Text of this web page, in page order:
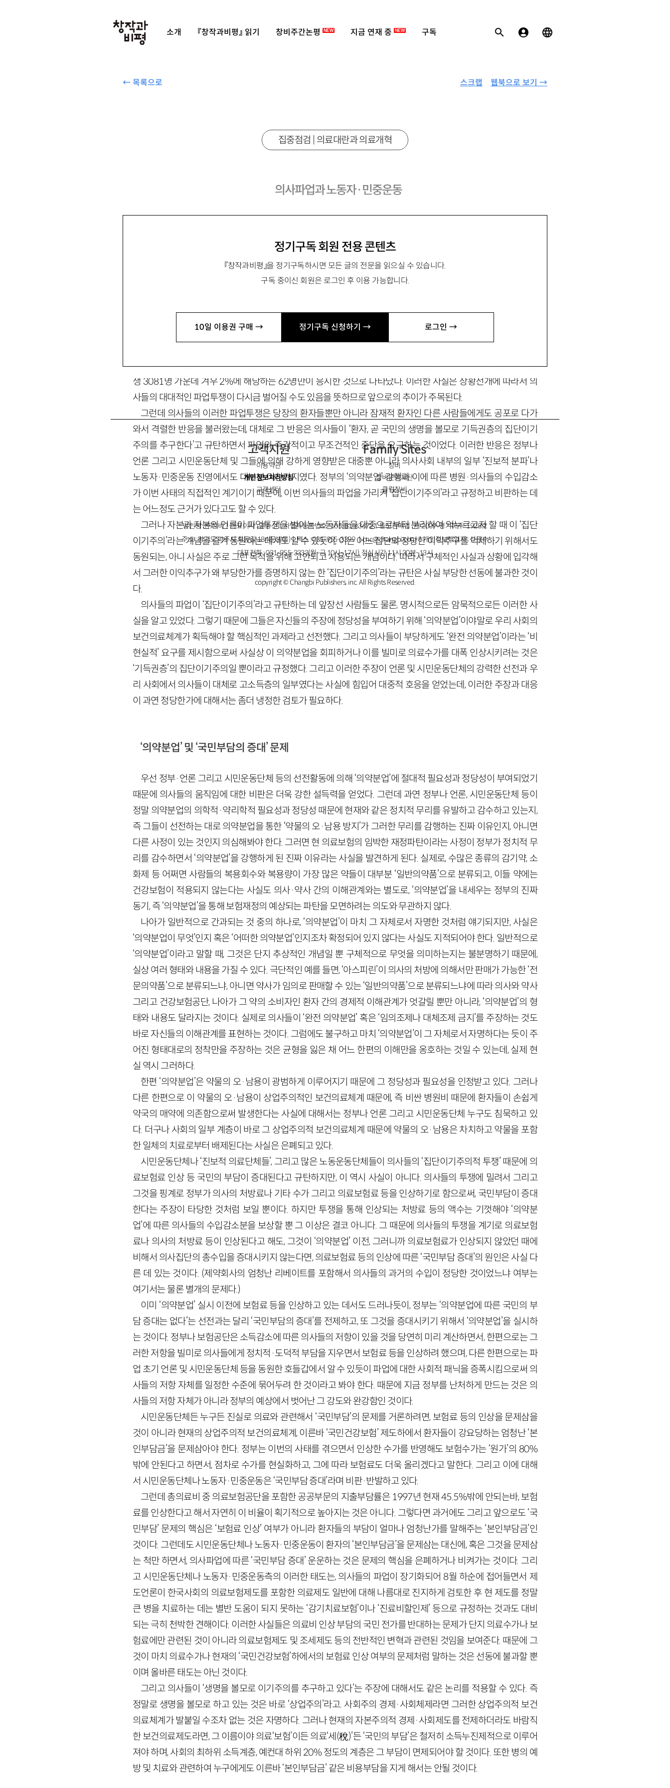
소개 『창작과비평』 읽기 창비주간논평 NEW 지금 연재 중 NEW 구독
← 목록으로 웹북으로 보기 →
스크랩
정기구독 회원 전용 콘텐츠
『창작과비평』을 정기구독하시면 모든 글의 전문을 읽으실 수 있습니다.
구독 중이신 회원은 로그인 후 이용 가능합니다.
10일 이용권 구매 → 정기구독 신청하기 → 로그인 →
집중점검 | 의료대란과 의료개혁
의사파업과 노동자·민중운동
민하게 반응하던 매스컴도 다소 조용해지긴 했지만, 대학병원 등 대형 종합병원의 주요 치료진을 구성하는 인턴(수
리 학교로 복귀할 기미를 보이지 않고 있으며, 금년 의사자격시험 원서접수 결과도 전국 41개 의과대학 본과 4학년
생 3081명 가운데 겨우 2%에 해당하는 62명만이 응시한 것으로 나타났다. 이러한 사실은 상황전개에 따라서 의
사들의 대대적인 파업투쟁이 다시금 벌어질 수도 있음을 뜻하므로 앞으로의 추이가 주목된다.
그런데 의사들의 이러한 파업투쟁은 당장의 환자들뿐만 아니라 잠재적 환자인 다른 사람들에게도 공포로 다가
와서 격렬한 반응을 불러왔는데, 대체로 그 반응은 의사들이 ‘환자, 곧 국민의 생명을 볼모로 기득권층의 집단이기
주의를 추구한다’고 규탄하면서 파업의 즉각적이고 무조건적인 중단을 요구하는 것이었다. 이러한 반응은 정부나
언론 그리고 시민운동단체 및 그들에 의해 강하게 영향받은 대중뿐 아니라 의사사회 내부의 일부 ‘진보적 분파’나
노동자·민중운동 진영에서도 대부분 마찬가지였다. 정부의 ‘의약분업’ 강행과 이에 따른 병원·의사들의 수입감소
가 이번 사태의 직접적인 계기이기 때문에, 이번 의사들의 파업을 가리켜 ‘집단이기주의’라고 규정하고 비판하는 데
는 어느정도 근거가 있다고도 할 수 있다.
그러나 자본과 자본의 언론이 파업투쟁을 벌이는 노동자들을 대중으로부터 분리하여 억누르고자 할 때 이 ‘집단
이기주의’라는 개념을 즐겨 동원하는 데서도 알 수 있듯이, 이는 어느 집단의 정당한 이익추구를 억제하기 위해서도
동원되는, 아니 사실은 주로 그런 목적을 위해 고안되고 사용되는 개념이다. 따라서 구체적인 사실과 상황에 입각해
서 그러한 이익추구가 왜 부당한가를 증명하지 않는 한 ‘집단이기주의’라는 규탄은 사실 부당한 선동에 불과한 것이
다.
의사들의 파업이 ‘집단이기주의’라고 규탄하는 데 앞장선 사람들도 물론, 명시적으로든 암묵적으로든 이러한 사
실을 알고 있었다. 그렇기 때문에 그들은 자신들의 주장에 정당성을 부여하기 위해 ‘의약분업’이야말로 우리 사회의
보건의료체계가 획득해야 할 핵심적인 과제라고 선전했다. 그리고 의사들이 부당하게도 ‘완전 의약분업’이라는 ‘비
현실적’ 요구를 제시함으로써 사실상 이 의약분업을 회피하거나 이를 빌미로 의료수가를 대폭 인상시키려는 것은
‘기득권층’의 집단이기주의일 뿐이라고 규정했다. 그리고 이러한 주장이 언론 및 시민운동단체의 강력한 선전과 우
리 사회에서 의사들이 대체로 고소득층의 일부였다는 사실에 힘입어 대중적 호응을 얻었는데, 이러한 주장과 대응
이 과연 정당한가에 대해서는 좀더 냉정한 검토가 필요하다.
‘의약분업’ 및 ‘국민부담의 증대’ 문제
우선 정부·언론 그리고 시민운동단체 등의 선전활동에 의해 ‘의약분업’에 절대적 필요성과 정당성이 부여되었기
때문에 의사들의 움직임에 대한 비판은 더욱 강한 설득력을 얻었다. 그런데 과연 정부나 언론, 시민운동단체 등이
정말 의약분업의 의학적·약리학적 필요성과 정당성 때문에 현재와 같은 정치적 무리를 유발하고 감수하고 있는지,
즉 그들이 선전하는 대로 의약분업을 통한 ‘약물의 오·남용 방지’가 그러한 무리를 감행하는 진짜 이유인지, 아니면
다른 사정이 있는 것인지 의심해봐야 한다. 그러면 현 의료보험의 임박한 재정파탄이라는 사정이 정부가 정치적 무
리를 감수하면서 ‘의약분업’을 강행하게 된 진짜 이유라는 사실을 발견하게 된다. 실제로, 수많은 종류의 감기약, 소
화제 등 어쩌면 사람들의 복용회수와 복용량이 가장 많은 약들이 대부분 ‘일반의약품’으로 분류되고, 이들 약에는
건강보험이 적용되지 않는다는 사실도 의사·약사 간의 이해관계와는 별도로, ‘의약분업’을 내세우는 정부의 진짜
동기, 즉 ‘의약분업’을 통해 보험재정의 예상되는 파탄을 모면하려는 의도와 무관하지 않다.
나아가 일반적으로 간과되는 것 중의 하나로, ‘의약분업’이 마치 그 자체로서 자명한 것처럼 얘기되지만, 사실은
‘의약분업이 무엇’인지 혹은 ‘어떠한 의약분업’인지조차 확정되어 있지 않다는 사실도 지적되어야 한다. 일반적으로
‘의약분업’이라고 말할 때, 그것은 단지 추상적인 개념일 뿐 구체적으로 무엇을 의미하는지는 불분명하기 때문에,
실상 여러 형태와 내용을 가질 수 있다. 극단적인 예를 들면, ‘아스피린’이 의사의 처방에 의해서만 판매가 가능한 ‘전
문의약품’으로 분류되느냐, 아니면 약사가 임의로 판매할 수 있는 ‘일반의약품’으로 분류되느냐에 따라 의사와 약사
그리고 건강보험공단, 나아가 그 약의 소비자인 환자 간의 경제적 이해관계가 엇갈릴 뿐만 아니라, ‘의약분업’의 형
태와 내용도 달라지는 것이다. 실제로 의사들이 ‘완전 의약분업’ 혹은 ‘임의조제나 대체조제 금지’를 주장하는 것도
바로 자신들의 이해관계를 표현하는 것이다. 그럼에도 불구하고 마치 ‘의약분업’이 그 자체로서 자명하다는 듯이 주
어진 형태대로의 정착만을 주장하는 것은 균형을 잃은 채 어느 한편의 이해만을 옹호하는 것일 수 있는데, 실제 현
실 역시 그러하다.
한편 ‘의약분업’은 약물의 오·남용이 광범하게 이루어지기 때문에 그 정당성과 필요성을 인정받고 있다. 그러나
다른 한편으로 이 약물의 오·남용이 상업주의적인 보건의료체계 때문에, 즉 비싼 병원비 때문에 환자들이 손쉽게
약국의 매약에 의존함으로써 발생한다는 사실에 대해서는 정부나 언론 그리고 시민운동단체 누구도 침묵하고 있
다. 더구나 사회의 일부 계층이 바로 그 상업주의적 보건의료체계 때문에 약물의 오·남용은 차치하고 약물을 포함
한 일체의 치료로부터 배제된다는 사실은 은폐되고 있다.
시민운동단체나 ‘진보적 의료단체들’, 그리고 많은 노동운동단체들이 의사들의 ‘집단이기주의적 투쟁’ 때문에 의
료보험료 인상 등 국민의 부담이 증대된다고 규탄하지만, 이 역시 사실이 아니다. 의사들의 투쟁에 밀려서 그리고
그것을 핑계로 정부가 의사의 처방료나 기타 수가 그리고 의료보험료 등을 인상하기로 함으로써, 국민부담이 증대
한다는 주장이 타당한 것처럼 보일 뿐이다. 하지만 투쟁을 통해 인상되는 처방료 등의 액수는 기껏해야 ‘의약분
업’에 따른 의사들의 수입감소분을 보상할 뿐 그 이상은 결코 아니다. 그 때문에 의사들의 투쟁을 계기로 의료보험
료나 의사의 처방료 등이 인상된다고 해도, 그것이 ‘의약분업’ 이전, 그러니까 의료보험료가 인상되지 않았던 때에
비해서 의사집단의 총수입을 증대시키지 않는다면, 의료보험료 등의 인상에 따른 ‘국민부담 증대’의 원인은 사실 다
른 데 있는 것이다. (제약회사의 엄청난 리베이트를 포함해서 의사들의 과거의 수입이 정당한 것이었느냐 여부는
여기서는 물론 별개의 문제다.)
이미 ‘의약분업’ 실시 이전에 보험료 등을 인상하고 있는 데서도 드러나듯이, 정부는 ‘의약분업에 따른 국민의 부
담 증대는 없다’는 선전과는 달리 ‘국민부담의 증대’를 전제하고, 또 그것을 증대시키기 위해서 ‘의약분업’을 실시하
는 것이다. 정부나 보험공단은 소득감소에 따른 의사들의 저항이 있을 것을 당연히 미리 계산하면서, 한편으로는 그
러한 저항을 빌미로 의사들에게 정치적·도덕적 부담을 지우면서 보험료 등을 인상하려 했으며, 다른 한편으로는 파
업 초기 언론 및 시민운동단체 등을 동원한 호들갑에서 알 수 있듯이 파업에 대한 사회적 패닉을 증폭시킴으로써 의
사들의 저항 자체를 일정한 수준에 묶어두려 한 것이라고 봐야 한다. 때문에 지금 정부를 난처하게 만드는 것은 의
사들의 저항 자체가 아니라 정부의 예상에서 벗어난 그 강도와 완강함인 것이다.
시민운동단체든 누구든 진실로 의료와 관련해서 ‘국민부담’의 문제를 거론하려면, 보험료 등의 인상을 문제삼을
것이 아니라 현재의 상업주의적 보건의료체계, 이른바 ‘국민건강보험’ 제도하에서 환자들이 강요당하는 엄청난 ‘본
인부담금’을 문제삼아야 한다. 정부는 이번의 사태를 겪으면서 인상한 수가를 반영해도 보험수가는 ‘원가’의 80%
밖에 안된다고 하면서, 점차로 수가를 현실화하고, 그에 따라 보험료도 더욱 올리겠다고 말한다. 그리고 이에 대해
서 시민운동단체나 노동자·민중운동은 ‘국민부담 증대’라며 비판·반발하고 있다.
그런데 총의료비 중 의료보험공단을 포함한 공공부문의 지출부담률은 1997년 현재 45.5%밖에 안되는바, 보험
료를 인상한다고 해서 자연히 이 비율이 획기적으로 높아지는 것은 아니다. 그렇다면 과거에도 그리고 앞으로도 ‘국
민부담’ 문제의 핵심은 ‘보험료 인상’ 여부가 아니라 환자들의 부담이 얼마나 엄청난가를 말해주는 ‘본인부담금’인
것이다. 그런데도 시민운동단체나 노동자·민중운동이 환자의 ‘본인부담금’을 문제삼는 대신에, 혹은 그것을 문제삼
는 척만 하면서, 의사파업에 따른 ‘국민부담 증대’ 운운하는 것은 문제의 핵심을 은폐하거나 비켜가는 것이다. 그리
고 시민운동단체나 노동자·민중운동측의 이러한 태도는, 의사들의 파업이 장기화되어 8월 하순에 접어들면서 제
도언론이 한국사회의 의료보험제도를 포함한 의료제도 일반에 대해 나름대로 진지하게 검토한 후 현 제도를 정말
큰 병을 치료하는 데는 별반 도움이 되지 못하는 ‘감기치료보험’이나 ‘진료비할인제’ 등으로 규정하는 것과도 대비
되는 극히 천박한 견해이다. 이러한 사실들은 의료비 인상 부담의 국민 전가를 반대하는 문제가 단지 의료수가나 보
험료에만 관련된 것이 아니라 의료보험제도 및 조세제도 등의 전반적인 변혁과 관련된 것임을 보여준다. 때문에 그
것이 마치 의료수가나 현재의 ‘국민건강보험’하에서의 보험료 인상 여부의 문제처럼 말하는 것은 선동에 불과할 뿐
이며 올바른 태도는 아닌 것이다.
그리고 의사들이 ‘생명을 볼모로 이기주의를 추구하고 있다’는 주장에 대해서도 같은 논리를 적용할 수 있다. 즉
정말로 생명을 볼모로 하고 있는 것은 바로 ‘상업주의’라고. 사회주의 경제·사회체제라면 그러한 상업주의적 보건
의료체계가 발붙일 수조차 없는 것은 자명하다. 그러나 현재의 자본주의적 경제·사회제도를 전제하더라도 바람직
한 보건의료제도라면, 그 이름이야 의료‘보험’이든 의료‘세(稅)’든 ‘국민의 부담’은 철저히 소득누진제적으로 이루어
져야 하며, 사회의 최하위 소득계층, 예컨대 하위 20% 정도의 계층은 그 부담이 면제되어야 할 것이다. 또한 병의 예
방 및 치료와 관련하여 누구에게도 이른바 ‘본인부담금’ 같은 비용부담을 지게 해서는 안될 것이다.
고객지원
이용약관
개인정보처리방침
고객센터
Family Sites
창비
창비문화재단
클럽창비
법인명 : ㈜창비ㅣ대표이사 : 염종선ㅣ사업자등록번호 : 105-81-63672ㅣ통신판매업 : 제 2009-경기파주-1928호
주소 : 경기도 파주시 회동길 184(문발동)ㅣ팩스 : 031-955-3399 ㅣcnc@changbi.comㅣ개인정보책임자 : 신문수
대표전화 : 031-955-3333(월~금 10시~17시), 점심시간 11시 30분~13시
copyright © Changbi Publishers, inc. All Rights Reserved.